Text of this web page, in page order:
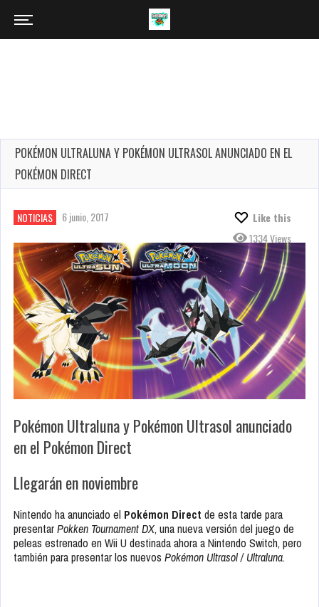
POKÉMON ULTRALUNA Y POKÉMON ULTRASOL ANUNCIADO EN EL
POKÉMON DIRECT
NOTICIAS 6 junio, 2017
Like this
1334 Views
Pokémon Ultraluna y Pokémon Ultrasol anunciado
en el Pokémon Direct
Llegarán en noviembre
Nintendo ha anunciado el Pokémon Direct de esta tarde para
presentarPokken Tournament DX, una nueva versión del juego de
peleas estrenado en Wii U destinada ahora a Nintendo Switch, pero
también para presentar los nuevos Pokémon Ultrasol / Ultraluna.